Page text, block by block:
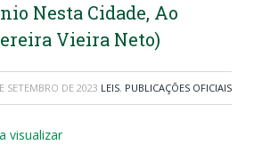
Nesta Cidade, Ao
Vieira Neto)
SETEMBRO DE 2023 LEIS, PUBLICAÇÕES OFICIAIS
visualizar